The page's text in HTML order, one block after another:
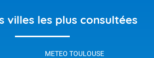
villes les plus consultées
METEO TOULOUSE